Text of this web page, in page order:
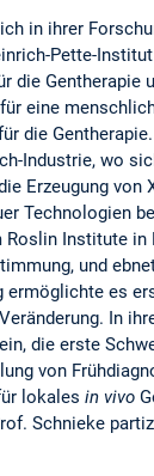
in ihrer
Pette-
die Gentherapie
eine
die
Industrie, wo
Erzeugung
Technologien
Institute
und
es
In
die erste
von
lokales in vivo
Schnieke